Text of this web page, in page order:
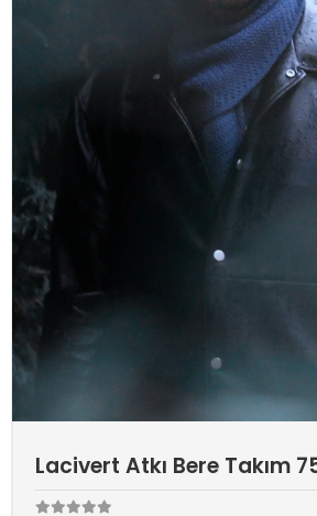
Lacivert Atkı Bere Takım